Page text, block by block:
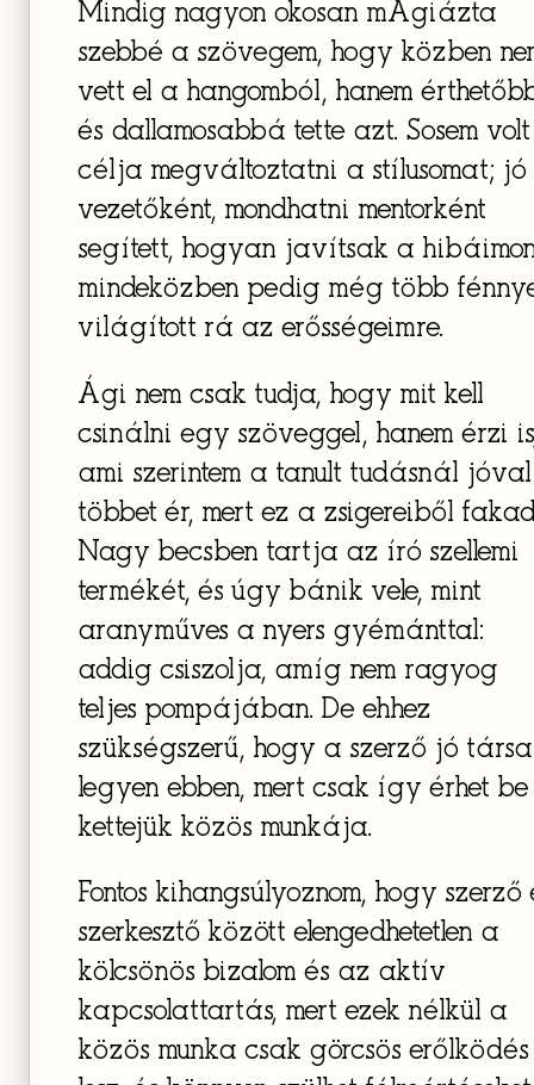
Mindig nagyon okosan mÁgiázta
szebbé a szövegem, hogy közben
vett el a hangomból, hanem
és dallamosabbá tette azt. Sosem volt
célja megváltoztatni a stílusomat; jó
vezetőként, mondhatni mentorként
segített, hogyan javítsak a
mindeközben pedig még több
világított rá az erősségeimre.
Ági nem csak tudja, hogy mit kell
csinálni egy szöveggel, hanem érzi
ami szerintem a tanult tudásnál jóval
többet ér, mert ez a zsigereiből
Nagy becsben tartja az író szellemi
termékét, és úgy bánik vele, mint
aranyműves a nyers gyémánttal:
addig csiszolja, amíg nem ragyog
teljes pompájában. De ehhez
szükségszerű, hogy a szerző jó társa
legyen ebben, mert csak így érhet
kettejük közös munkája.
Fontos kihangsúlyoznom, hogy szerző
szerkesztő között elengedhetetlen a
kölcsönös bizalom és az aktív
kapcsolattartás, mert ezek nélkül a
közös munka csak görcsös erőlködés